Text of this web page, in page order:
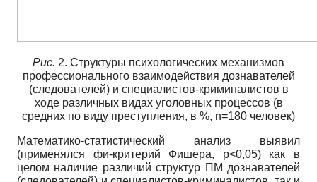
Рис. 2. Структуры психологических механизмов
профессионального взаимодействия дознавателей
(следователей) и специалистов-криминалистов в
ходе различных видах уголовных процессов (в
средних по виду преступления, в %, n=180 человек)
Математико-статистический анализ выявил
(применялся фи-критерий Фишера, p<0,05) как в
целом наличие различий структур ПМ дознавателей